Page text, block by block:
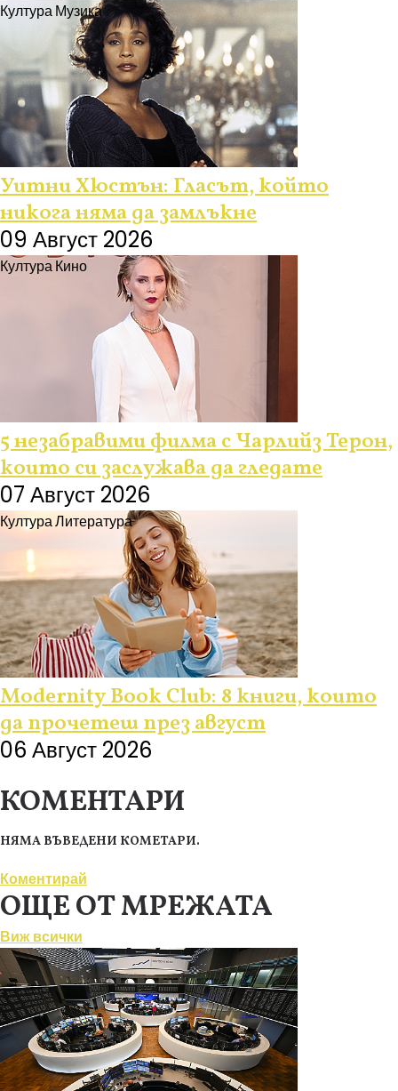
КултураМузика
Уитни Хюстън: Гласът, който
никога няма да замлъкне
09 Август 2026
КултураКино
5 незабравими филма с Чарлийз Терон,
които си заслужава да гледате
07 Август 2026
КултураЛитература
Modernity Book Club: 8 книги, които
да прочетеш през август
06 Август 2026
КОМЕНТАРИ
НЯМА ВЪВЕДЕНИ КОМЕТАРИ.
Коментирай
ОЩЕ ОТ МРЕЖАТА
Виж всички